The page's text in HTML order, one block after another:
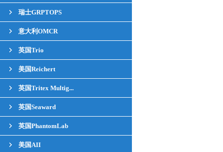
瑞士GRPTOPS
意大利OMCR
英国Trio
美国Reichert
英国Tritex Multig...
英国Seaward
英国PhantomLab
美国AII